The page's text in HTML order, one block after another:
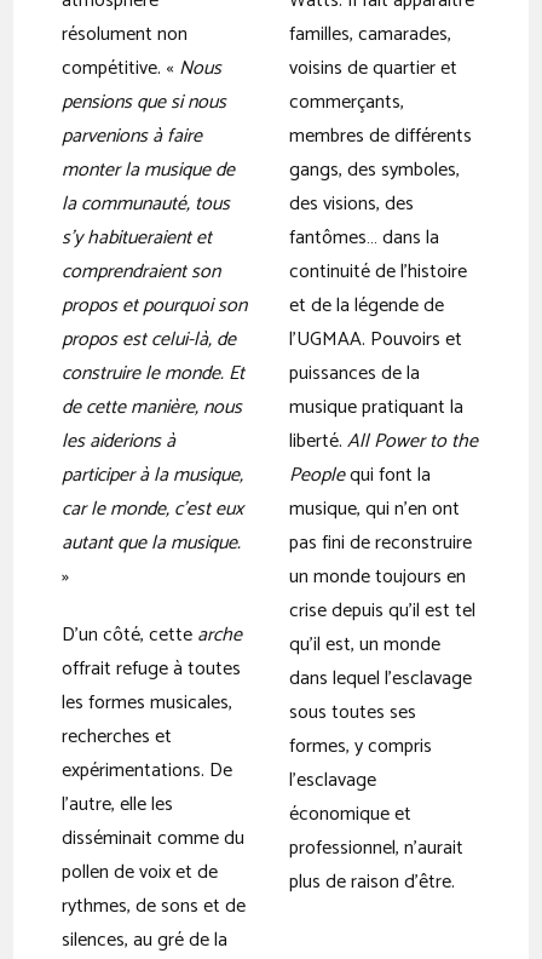
résolument non
compétitive. « Nous
pensions que si nous
parvenions à faire
monter la musique de
la communauté, tous
s’y habitueraient et
comprendraient son
propos et pourquoi son
propos est celui-là, de
construire le monde. Et
de cette manière, nous
les aiderions à
participer à la musique,
car le monde, c’est eux
autant que la musique.
»
D’un côté, cettearche
offrait refuge à toutes
les formes musicales,
recherches et
expérimentations. De
l’autre, elle les
disséminait comme du
pollen de voix et de
rythmes, de sons et de
silences, au gré de la
familles, camarades,
voisins de quartier et
commerçants,
membres de différents
gangs, des symboles,
des visions, des
fantômes… dans la
continuité de l’histoire
et de la légende de
l’UGMAA. Pouvoirs et
puissances de la
musique pratiquant la
liberté.All Power to the
Peoplequi font la
musique, qui n’en ont
pas fini de reconstruire
un monde toujours en
crise depuis qu’il est tel
qu’il est, un monde
dans lequel l’esclavage
sous toutes ses
formes, y compris
l’esclavage
économique et
professionnel, n’aurait
plus de raison d’être.